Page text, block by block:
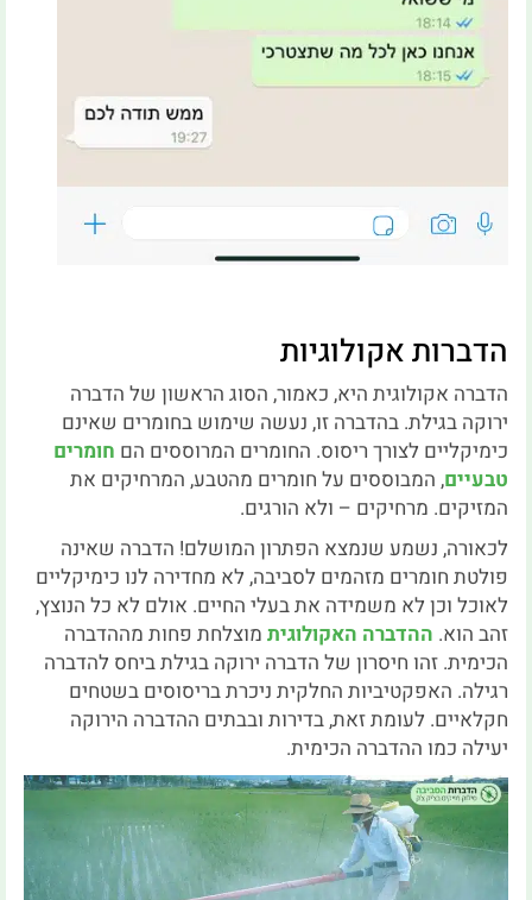
הדברות אקולוגיות
הדברה אקולוגית היא, כאמור, הסוג הראשון של הדברה
ירוקה בגילת. בהדברה זו, נעשה שימוש בחומרים שאינם
כימיקליים לצורך ריסוס. החומרים המרוססים הם חומרים
טבעיים, המבוססים על חומרים מהטבע, המרחיקים את
המזיקים. מרחיקים – ולא הורגים.
לכאורה, נשמע שנמצא הפתרון המושלם! הדברה שאינה
פולטת חומרים מזהמים לסביבה, לא מחדירה לנו כימיקליים
לאוכל וכן לא משמידה את בעלי החיים. אולם לא כל הנוצץ,
זהב הוא. ההדברה האקולוגית מוצלחת פחות מההדברה
הכימית. זהו חיסרון של הדברה ירוקה בגילת ביחס להדברה
רגילה. האפקטיביות החלקית ניכרת בריסוסים בשטחים
חקלאיים. לעומת זאת, בדירות ובבתים ההדברה הירוקה
יעילה כמו ההדברה הכימית.